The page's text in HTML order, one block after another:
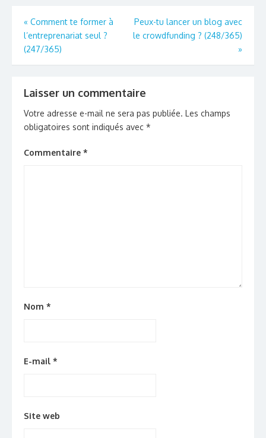
Navigation
de
l’article
« Comment te former à
l’entreprenariat seul ?
(247/365)
Peux-tu lancer un blog avec
le crowdfunding ? (248/365)
»
Laisser un commentaire
Votre adresse e-mail ne sera pas publiée. Les champs
obligatoires sont indiqués avec *
Commentaire *
Nom *
E-mail *
Site web